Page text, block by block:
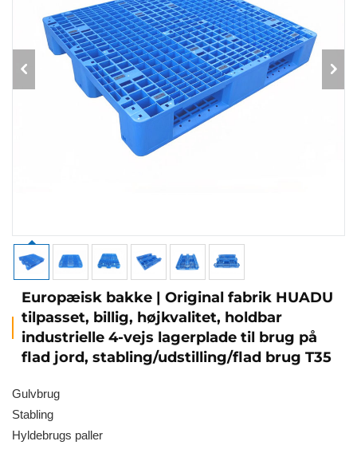
Europæisk bakke | Original fabrik HUADU
tilpasset, billig, højkvalitet, holdbar
industrielle 4-vejs lagerplade til brug på
flad jord, stabling/udstilling/flad brug T35
Gulvbrug
Stabling
Hyldebrugs paller